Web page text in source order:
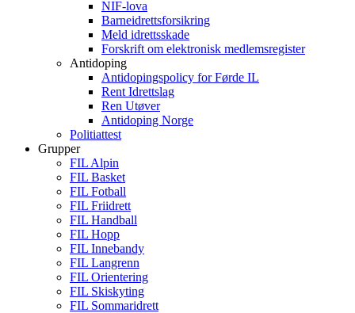
NIF-lova
Barneidrettsforsikring
Meld idrettsskade
Forskrift om elektronisk medlemsregister
Antidoping
Antidopingspolicy for Førde IL
Rent Idrettslag
Ren Utøver
Antidoping Norge
Politiattest
Grupper
FIL Alpin
FIL Basket
FIL Fotball
FIL Friidrett
FIL Handball
FIL Hopp
FIL Innebandy
FIL Langrenn
FIL Orientering
FIL Skiskyting
FIL Sommaridrett